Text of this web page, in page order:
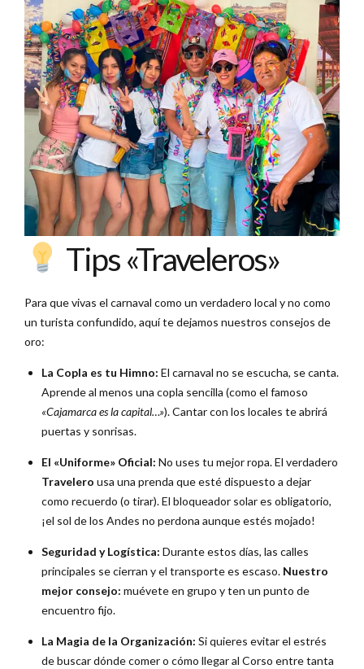
Tips «Traveleros»
Para que vivas el carnaval como un verdadero local y no como
un turista confundido, aquí te dejamos nuestros consejos de
oro:
La Copla es tu Himno: El carnaval no se escucha, se canta.
Aprende al menos una copla sencilla (como el famoso
«Cajamarca es la capital…»). Cantar con los locales te abrirá
puertas y sonrisas.
El «Uniforme» Oficial: No uses tu mejor ropa. El verdadero
Travelero usa una prenda que esté dispuesto a dejar
como recuerdo (o tirar). El bloqueador solar es obligatorio,
¡el sol de los Andes no perdona aunque estés mojado!
Seguridad y Logística: Durante estos días, las calles
principales se cierran y el transporte es escaso. Nuestro
mejor consejo: muévete en grupo y ten un punto de
encuentro fijo.
La Magia de la Organización: Si quieres evitar el estrés
de buscar dónde comer o cómo llegar al Corso entre tanta